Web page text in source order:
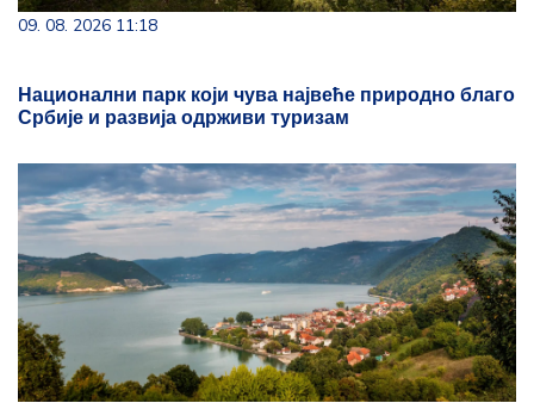
09. 08. 2026 11:18
Национални парк који чува највеће природно благо
Србије и развија одрживи туризам